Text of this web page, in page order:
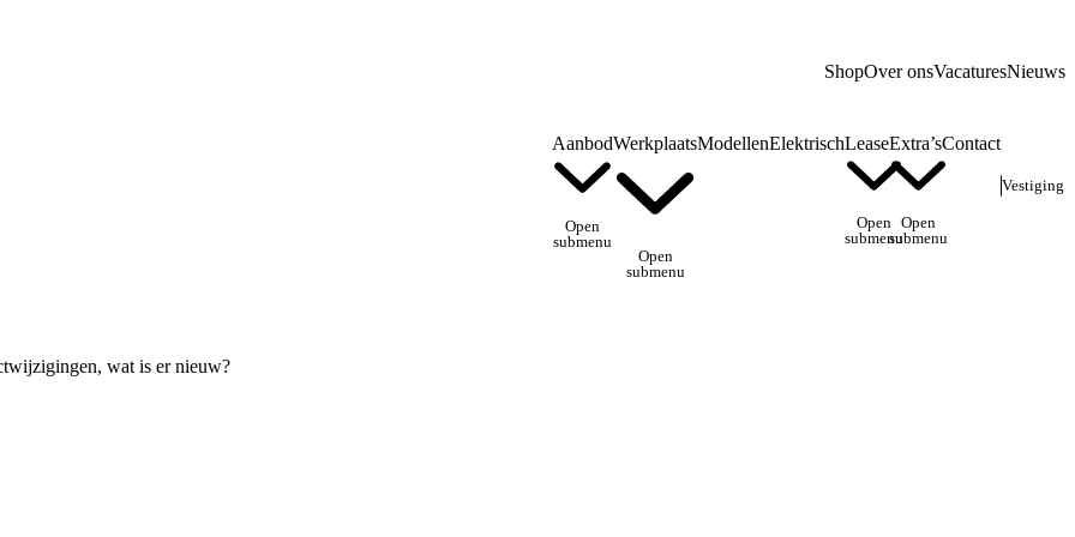
ShopOver onsVacaturesNieuws
Aanbod
Open
submenu
Werkplaats
Open
submenu
ModellenElektrischLease
Open
submenu
Extra’s
Open
submenu
Contact
Vestiging
wat is er nieuw?